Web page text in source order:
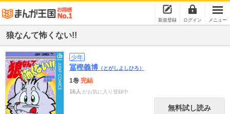
新規登録 ログイン メニュー
狼なんて怖くない!!
少年
冨樫義博 （とがしよしひろ）
1巻 完結
16人 がお気に入り登録中
無料試し読み